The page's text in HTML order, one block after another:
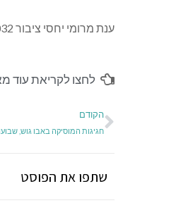
ענת מרומי יחסי ציבור 03-5076032, עדי שטרסמן 052-8564444, ענת מרומי 052-8133813
לחצו לקריאת עוד
הקודם
חגיגות המוסיקה באבו גוש, שבועות
שתפו את הפוסט